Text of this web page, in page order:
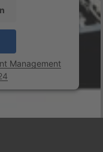
Management